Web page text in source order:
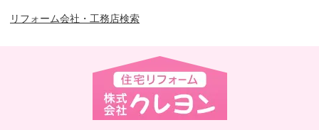
リフォーム会社・工務店検索